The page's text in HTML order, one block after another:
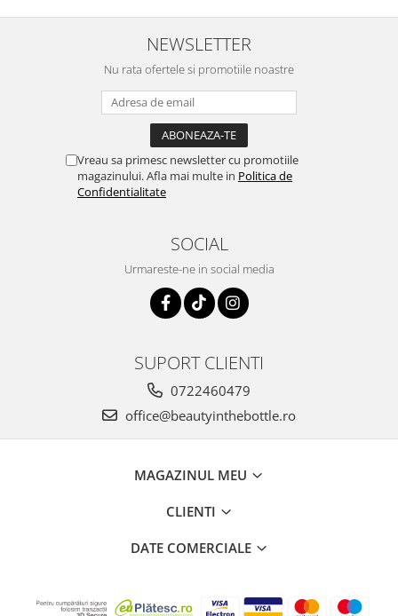
NEWSLETTER
Nu rata ofertele si promotiile noastre
Vreau sa primesc newsletter cu promotiile
magazinului. Afla mai multe in Politica de
Confidentialitate
SOCIAL
Urmareste-ne in social media
SUPORT CLIENTI
0722460479
office@beautyinthebottle.ro
MAGAZINUL MEU
CLIENTI
DATE COMERCIALE